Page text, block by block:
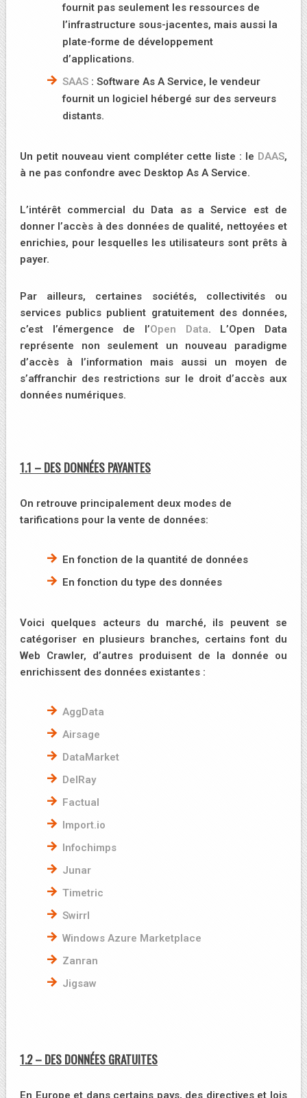
fournit pas seulement les ressources de
l’infrastructure sous-jacentes, mais aussi la
plate-forme de développement
d’applications.
SAAS : Software As A Service, le vendeur
fournit un logiciel hébergé sur des serveurs
distants.
Un petit nouveau vient compléter cette liste : le DAAS,
à ne pas confondre avec Desktop As A Service.
L’intérêt commercial du Data as a Service est de
donner l’accès à des données de qualité, nettoyées et
enrichies, pour lesquelles les utilisateurs sont prêts à
payer.
Par ailleurs, certaines sociétés, collectivités ou
services publics publient gratuitement des données,
c’est l’émergence de l’Open Data. L’Open Data
représente non seulement un nouveau paradigme
d’accès à l’information mais aussi un moyen de
s’affranchir des restrictions sur le droit d’accès aux
données numériques.
1.1 – DES DONNÉES PAYANTES
On retrouve principalement deux modes de
tarifications pour la vente de données:
En fonction de la quantité de données
En fonction du type des données
Voici quelques acteurs du marché, ils peuvent se
catégoriser en plusieurs branches, certains font du
Web Crawler, d’autres produisent de la donnée ou
enrichissent des données existantes :
AggData
Airsage
DataMarket
DelRay
Factual
Import.io
Infochimps
Junar
Timetric
Swirrl
Windows Azure Marketplace
Zanran
Jigsaw
1.2 – DES DONNÉES GRATUITES
En Europe et dans certains pays, des directives et lois